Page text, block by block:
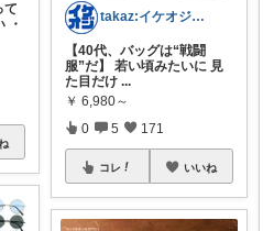
て
・
takaz:イケオジをめざすサラリーマン
【40代、バッグは“戦闘
服”だ】 若い頃みたいに 見
た目だけ ...
￥ 6,980～
0 5 171
コレ いいね